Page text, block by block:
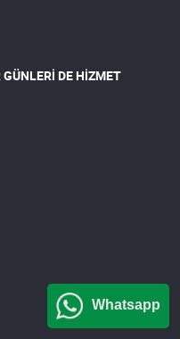
DE HİZMET
Whatsapp